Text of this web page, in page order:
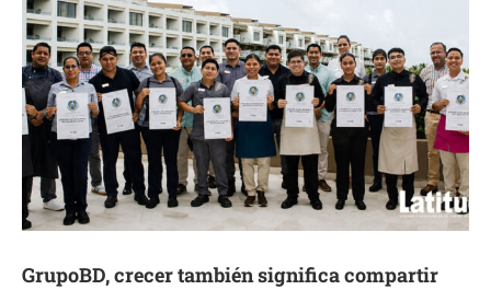
GrupoBD, crecer también significa compartir